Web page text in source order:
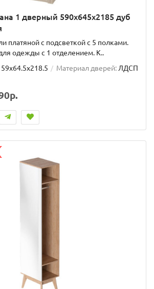
1 дверный 590х645х2185 дуб
платяной с подсветкой с 5 полками.
одежды с 1 отделением. К..
59x64.5x218.5 Материал дверей: ЛДСП